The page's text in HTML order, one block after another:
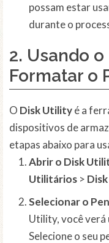
possam estar
durante o
2. Usando
Formatar o
O Disk Utilityé a
dispositivos de
etapas abaixo para
Abrir o Disk
Utilitários >
Selecionar o
Utility, você verá
Selecione o seu